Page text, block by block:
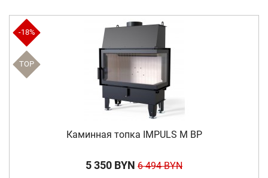
-18%
TOP
Каминная топка IMPULS M BP
5 350 BYN 6 494 BYN